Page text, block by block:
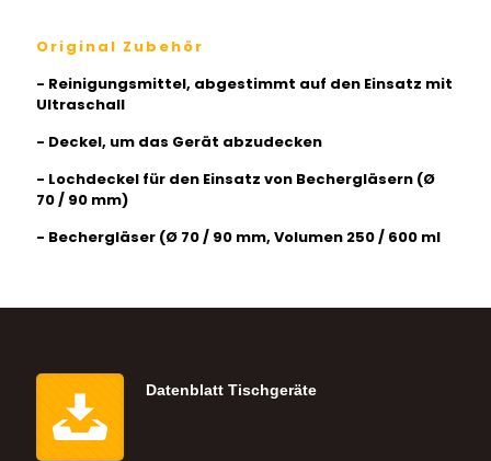
Original Zubehör
- Reinigungsmittel, abgestimmt auf den Einsatz mit
Ultraschall
- Deckel, um das Gerät abzudecken
- Lochdeckel für den Einsatz von Bechergläsern (Ø
70 / 90 mm)
- Bechergläser (Ø 70 / 90 mm, Volumen 250 / 600 ml
Datenblatt Tischgeräte